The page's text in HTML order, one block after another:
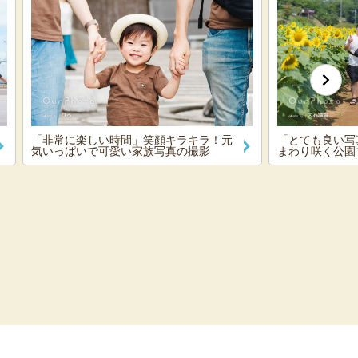
「非常に楽しい時間」笑顔キラキラ！元
気いっぱいで可愛い家族写真の撮影
「とても良い
まわり咲く公